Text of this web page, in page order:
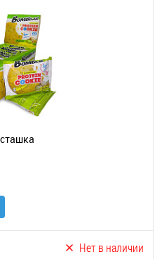
Нет в наличии